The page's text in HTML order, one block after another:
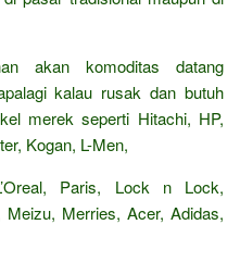
akan komoditas datang
kalau rusak dan butuh
merek seperti Hitachi, HP,
Kogan, L-Men,
Paris, Lock n Lock,
Merries, Acer, Adidas,